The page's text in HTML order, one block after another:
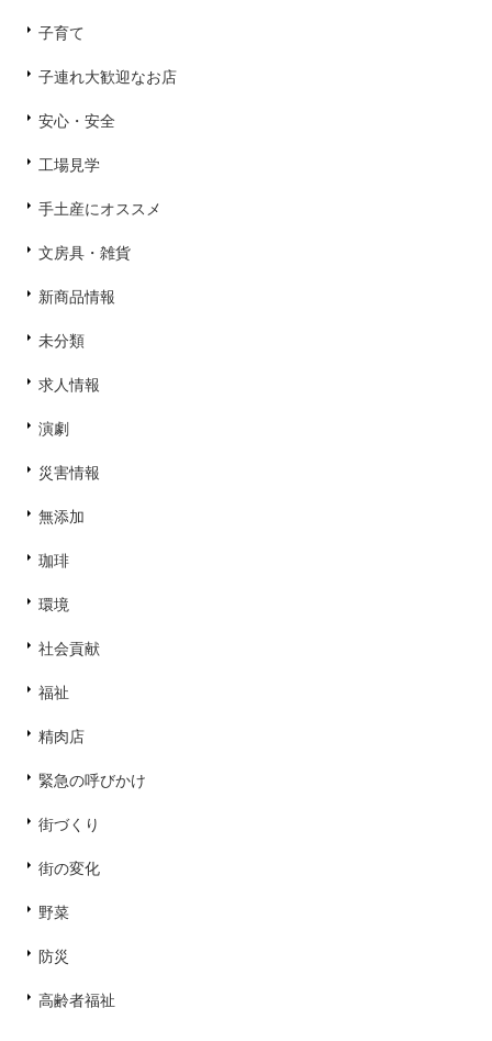
子育て
子連れ大歓迎なお店
安心・安全
工場見学
手土産にオススメ
文房具・雑貨
新商品情報
未分類
求人情報
演劇
災害情報
無添加
珈琲
環境
社会貢献
福祉
精肉店
緊急の呼びかけ
街づくり
街の変化
野菜
防災
高齢者福祉